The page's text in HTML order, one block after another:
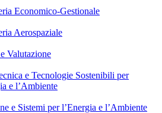
Economico-Gestionale
Aerospaziale
Valutazione
e Tecnologie Sostenibili per
e l’Ambiente
e Sistemi per l’Energia e l’Ambiente